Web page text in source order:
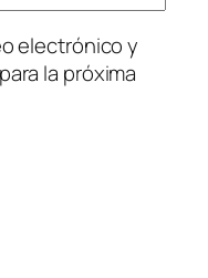
electrónico y
la próxima